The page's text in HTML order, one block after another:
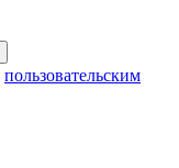
пользовательским